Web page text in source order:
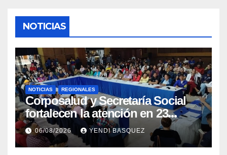
NOTICIAS
NOTICIAS REGIONALES
Corposalud y Secretaría Social
fortalecen la atención en 23
municipios
06/08/2026 YENDI BASQUEZ